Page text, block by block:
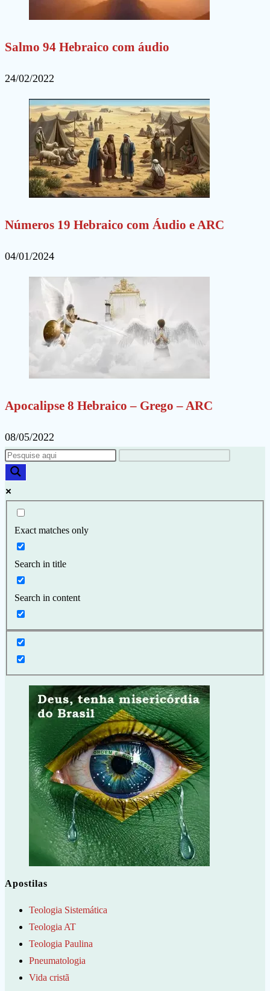
Salmo 94 Hebraico com áudio
24/02/2022
Números 19 Hebraico com Áudio e ARC
04/01/2024
Apocalipse 8 Hebraico – Grego – ARC
08/05/2022
Exact matches only
Search in title
Search in content
Apostilas
Teologia Sistemática
Teologia AT
Teologia Paulina
Pneumatologia
Vida cristã